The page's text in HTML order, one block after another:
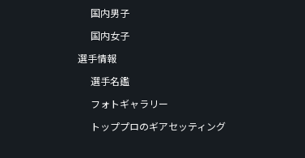
国内男子
国内女子
選手情報
選手名鑑
フォトギャラリー
トッププロのギアセッティング